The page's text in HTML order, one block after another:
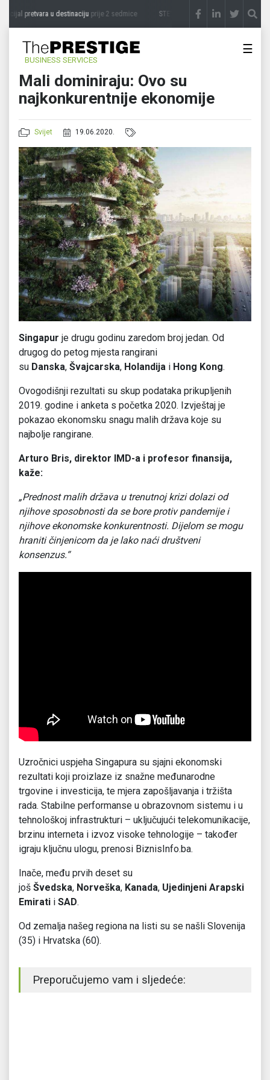
pretvara u destinacijuprije 2 sedmice STEVICA LUKIĆ: Majevica je idealna
BUSINESS SERVICES
☰
Mali dominiraju: Ovo su
najkonkurentnije ekonomije
Svijet 19.06.2020.
Singapur je drugu godinu zaredom broj jedan. Od
drugog do petog mjesta rangirani
su Danska, Švajcarska, Holandija i Hong Kong.
Ovogodišnji rezultati su skup podataka prikupljenih
2019. godine i anketa s početka 2020. Izvještaj je
pokazao ekonomsku snagu malih država koje su
najbolje rangirane.
Arturo Bris, direktor IMD-a i profesor finansija,
kaže:
„Prednost malih država u trenutnoj krizi dolazi od
njihove sposobnosti da se bore protiv pandemije i
njihove ekonomske konkurentnosti. Dijelom se mogu
hraniti činjenicom da je lako naći društveni
konsenzus.“
Uzročnici uspjeha Singapura su sjajni ekonomski
rezultati koji proizlaze iz snažne međunarodne
trgovine i investicija, te mjera zapošljavanja i tržišta
rada. Stabilne performanse u obrazovnom sistemu i u
tehnološkoj infrastrukturi – uključujući telekomunikacije,
brzinu interneta i izvoz visoke tehnologije – također
igraju ključnu ulogu, prenosi BiznisInfo.ba.
Inače, među prvih deset su
još Švedska, Norveška, Kanada, Ujedinjeni Arapski
Emirati i SAD.
Od zemalja našeg regiona na listi su se našli Slovenija
(35) i Hrvatska (60).
Preporučujemo vam i sljedeće: